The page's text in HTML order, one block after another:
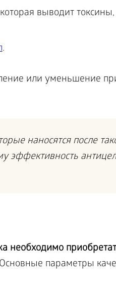
выводит
.
или уменьшение
наносятся после
эффективность
необходимо
параметры